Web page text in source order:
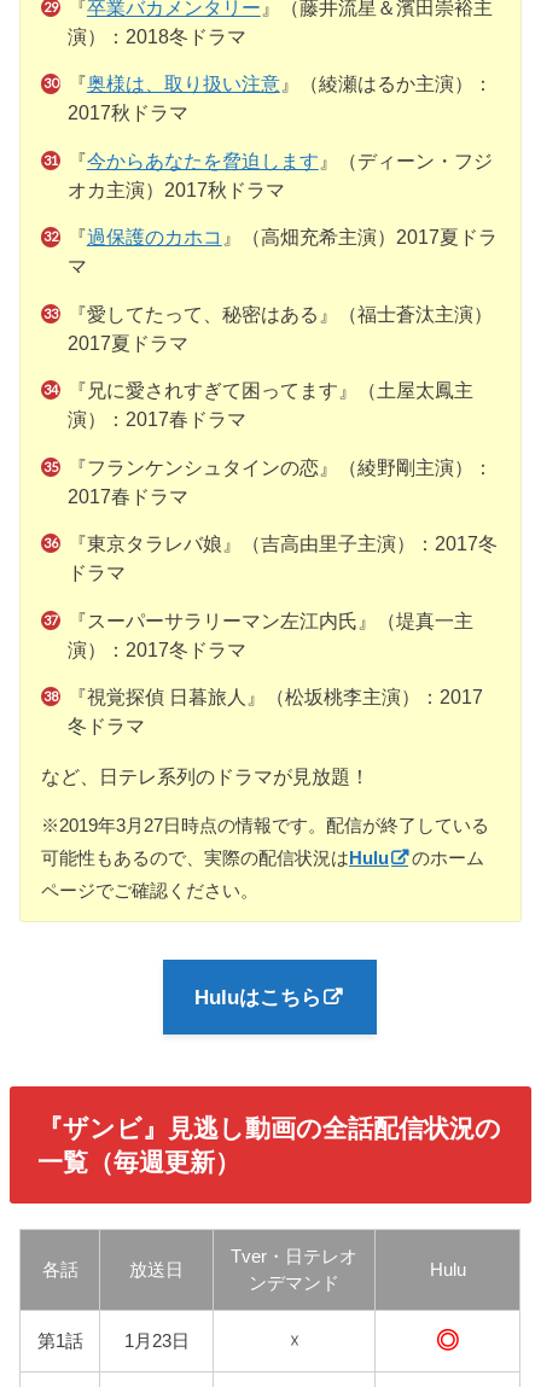
『卒業バカメンタリー 』（藤井流星＆濱田崇裕主
演）：2018冬ドラマ
『奥様は、取り扱い注意』（綾瀬はるか主演）：
2017秋ドラマ
『今からあなたを脅迫します 』（ディーン・フジ
オカ主演）2017秋ドラマ
『過保護のカホコ 』（高畑充希主演）2017夏ドラ
マ
『愛してたって、秘密はある』（福士蒼汰主演）
2017夏ドラマ
『兄に愛されすぎて困ってます』（土屋太鳳主
演）：2017春ドラマ
『フランケンシュタインの恋』（綾野剛主演）：
2017春ドラマ
『東京タラレバ娘』（吉高由里子主演）：2017冬
ドラマ
『スーパーサラリーマン左江内氏』（堤真一主
演）：2017冬ドラマ
『視覚探偵 日暮旅人』（松坂桃李主演）：2017
冬ドラマ
など、日テレ系列のドラマが見放題！
※2019年3月27日時点の情報です。配信が終了している
可能性もあるので、実際の配信状況はHulu
のホーム
ページでご確認ください。
Huluはこちら
『ザンビ』
見逃し動画の全話配信状況の
一覧（毎週更新）
各話 放送日
Tver・日テレオ
ンデマンド
Hulu
第1話 1月23日 ☓ ◎